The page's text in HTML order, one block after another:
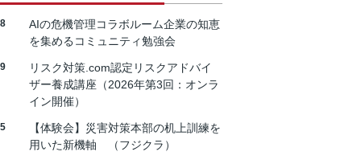
AIの危機管理コラボルーム企業の知恵
を集めるコミュニティ勉強会
リスク対策.com認定リスクアドバイ
ザー養成講座（2026年第3回：オンラ
イン開催）
【体験会】災害対策本部の机上訓練を
用いた新機軸 （フジクラ）